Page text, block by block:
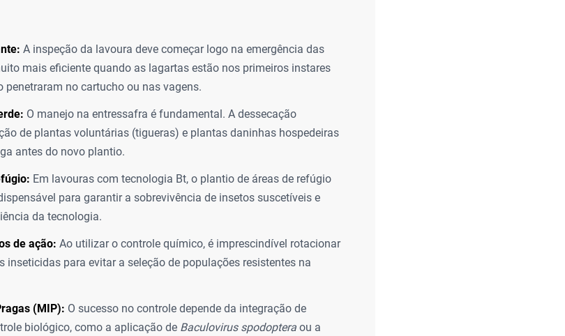
A inspeção da lavoura deve começar logo na emergência das
mais eficiente quando as lagartas estão nos primeiros instares
penetraram no cartucho ou nas vagens.
O manejo na entressafra é fundamental. A dessecação
de plantas voluntárias (tigueras) e plantas daninhas hospedeiras
antes do novo plantio.
Em lavouras com tecnologia Bt, o plantio de áreas de refúgio
para garantir a sobrevivência de insetos suscetíveis e
da tecnologia.
de ação: Ao utilizar o controle químico, é imprescindível rotacionar
inseticidas para evitar a seleção de populações resistentes na
(MIP): O sucesso no controle depende da integração de
biológico, como a aplicação de Baculovirus spodoptera ou a